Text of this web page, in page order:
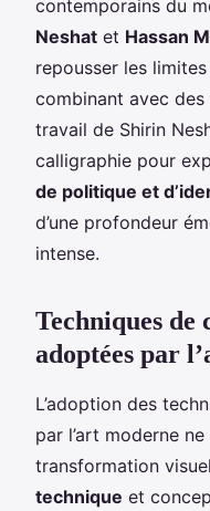
contemporains du
Neshat et Hassan
repousser les
combinant avec
travail de Shirin
calligraphie pour
de politique et
d’une profondeur
intense.
Techniques
adoptées par
L’adoption des
par l’art moderne
transformation
technique et